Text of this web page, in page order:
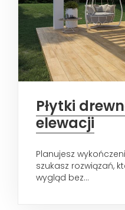
Płytki
elewacji
Planujesz
szukasz rozwiązań,
wygląd bez...